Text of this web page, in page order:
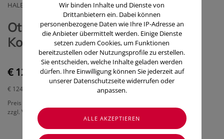
HALEON-GEBRO CONSUMER HEALTH GMBH
Otrivin Nasenspray 0,05% ohne
Konservierungsmittel 10ml
€ 12,40
€ 124,00
Preis inkl. MwSt.
zzgl. Versandkosten
Wir binden Inhalte und Dienste von
Drittanbietern ein. Dabei können
personenbezogene Daten wie Ihre IP-Adresse an
die Anbieter übermittelt werden. Einige Dienste
setzen zudem Cookies, um Funktionen
bereitzustellen oder Nutzungsprofile zu erstellen.
Sie entscheiden, welche Inhalte geladen werden
dürfen. Ihre Einwilligung können Sie jederzeit auf
unserer Datenschutzseite widerrufen oder
anpassen.